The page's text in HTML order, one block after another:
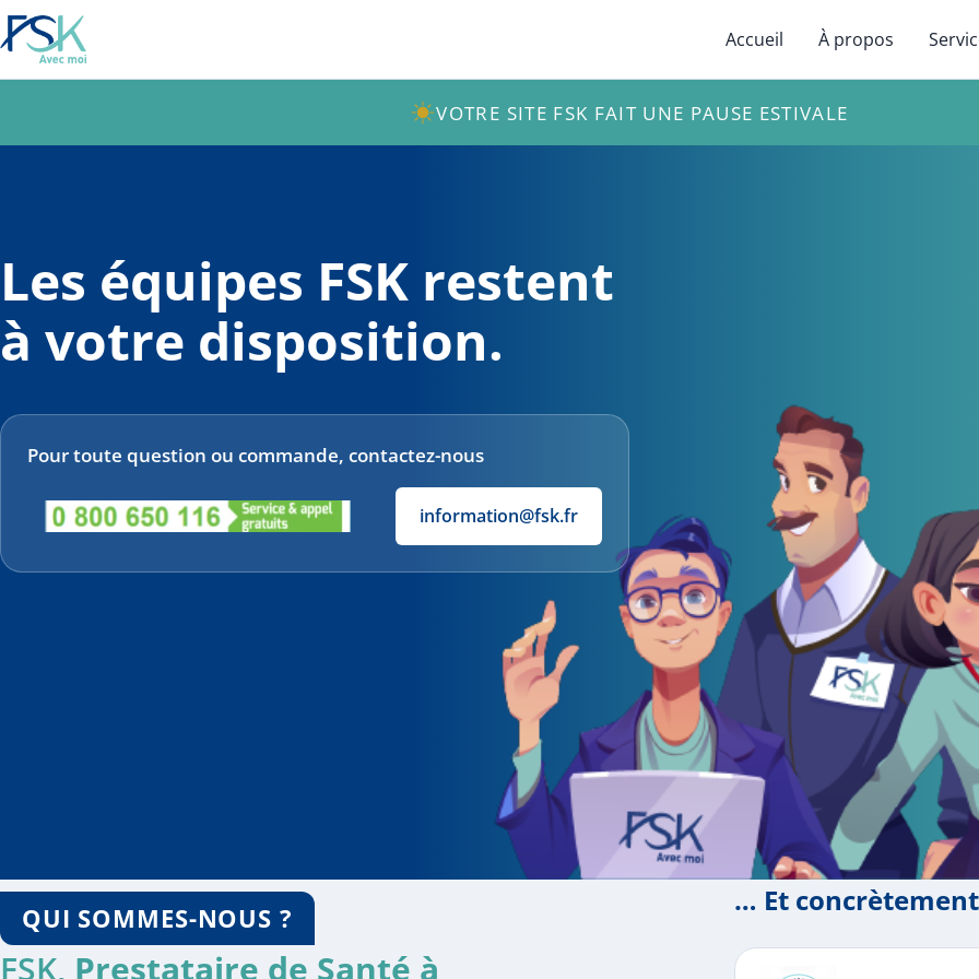
Accueil À propos
VOTRE SITE FSK FAIT UNE PAUSE ESTIVALE
Les équipes FSK restent
à votre disposition.
Pour toute question ou commande, contactez-nous
information@fsk.fr
QUI SOMMES-NOUS ?
FSK, Prestataire de Santé à
… Et